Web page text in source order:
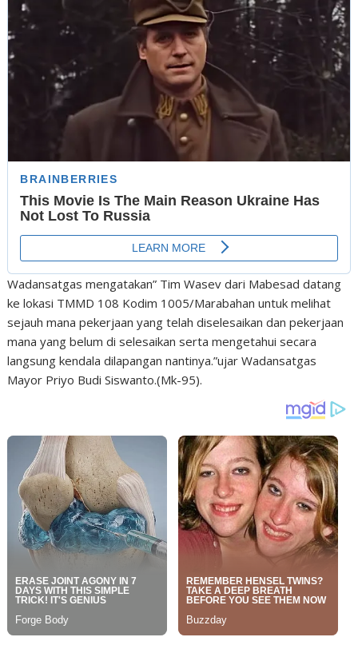
Wadansatgas mengatakan” Tim Wasev dari Mabesad datang
ke lokasi TMMD 108 Kodim 1005/Marabahan untuk melihat
sejauh mana pekerjaan yang telah diselesaikan dan pekerjaan
mana yang belum di selesaikan serta mengetahui secara
langsung kendala dilapangan nantinya.”ujar Wadansatgas
Mayor Priyo Budi Siswanto.(Mk-95).